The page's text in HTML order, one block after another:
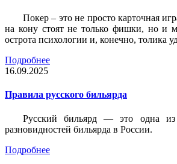
Покер – это не просто карточная
на кону стоят не только фишки, но и
острота психологии и, конечно, толика
Подробнее
16.09.2025
Правила русского бильярда
Русский бильярд — это одна
разновидностей бильярда в России.
Подробнее